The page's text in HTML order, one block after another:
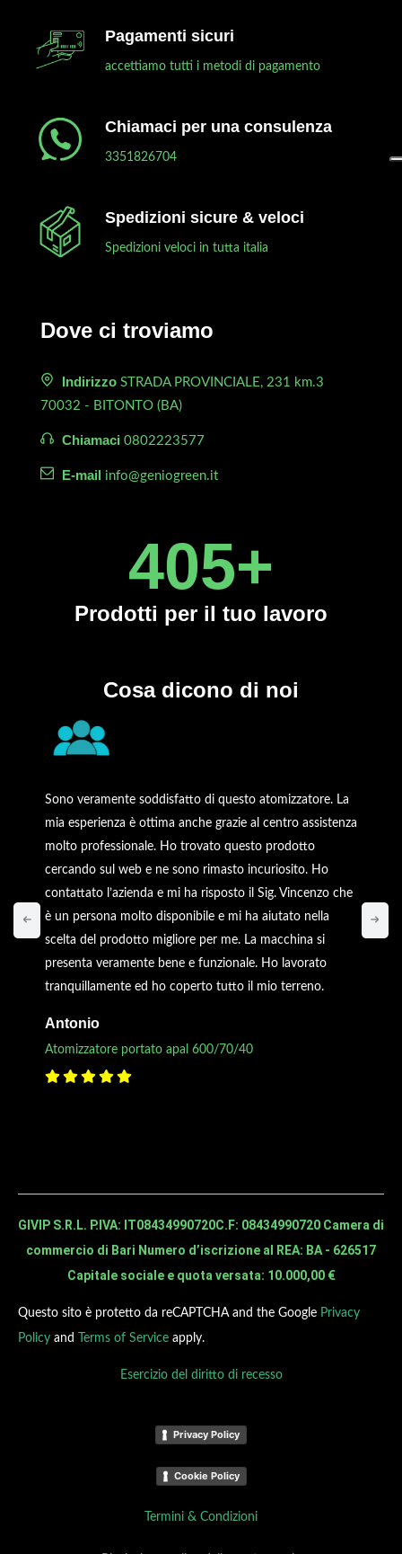
Pagamenti sicuri
accettiamo tutti i metodi di pagamento
Chiamaci per una consulenza
3351826704
Spedizioni sicure & veloci
Spedizioni veloci in tutta italia
Dove ci troviamo
Indirizzo STRADA PROVINCIALE, 231 km.3
70032 - BITONTO (BA)
Chiamaci 0802223577
E-mail info@geniogreen.it
450+
Prodotti per il tuo lavoro
Cosa dicono di noi
Sono veramente soddisfatto di questo atomizzatore. La
mia esperienza è ottima anche grazie al centro assistenza
molto professionale. Ho trovato questo prodotto
cercando sul web e ne sono rimasto incuriosito. Ho
contattato l’azienda e mi ha risposto il Sig. Vincenzo che
è un persona molto disponibile e mi ha aiutato nella
scelta del prodotto migliore per me. La macchina si
presenta veramente bene e funzionale. Ho lavorato
tranquillamente ed ho coperto tutto il mio terreno.
Antonio
Atomizzatore portato apal 600/70/40
GIVIP S.R.L. P.IVA: IT08434990720C.F: 08434990720 Camera di
commercio di Bari Numero d’iscrizione al REA: BA - 626517
Capitale sociale e quota versata: 10.000,00 €
Questo sito è protetto da reCAPTCHA and the Google Privacy
Policy and Terms of Service apply.
Esercizio del diritto di recesso
Privacy Policy
Cookie Policy
Termini & Condizioni